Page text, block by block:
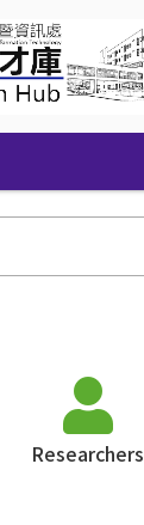
Researchers